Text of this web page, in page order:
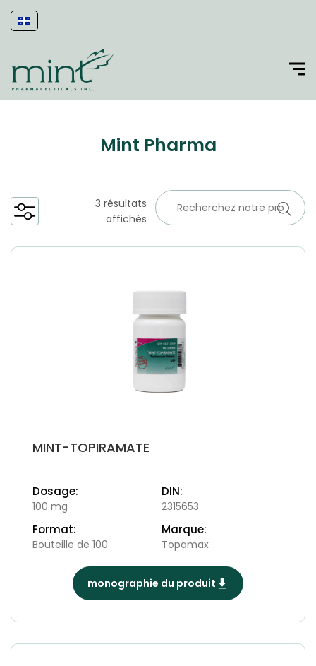
Mint Pharma
3 résultats
affichés
MINT-TOPIRAMATE
Dosage:
100 mg
DIN:
2315653
Format:
Bouteille de 100
Marque:
Topamax
monographie du produit